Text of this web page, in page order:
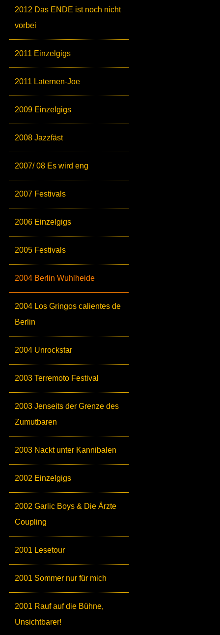
2012 Das ENDE ist noch nicht
vorbei
2011 Einzelgigs
2011 Laternen-Joe
2009 Einzelgigs
2008 Jazzfäst
2007/ 08 Es wird eng
2007 Festivals
2006 Einzelgigs
2005 Festivals
2004 Berlin Wuhlheide
2004 Los Gringos calientes de
Berlin
2004 Unrockstar
2003 Terremoto Festival
2003 Jenseits der Grenze des
Zumutbaren
2003 Nackt unter Kannibalen
2002 Einzelgigs
2002 Garlic Boys & Die Ärzte
Coupling
2001 Lesetour
2001 Sommer nur für mich
2001 Rauf auf die Bühne,
Unsichtbarer!